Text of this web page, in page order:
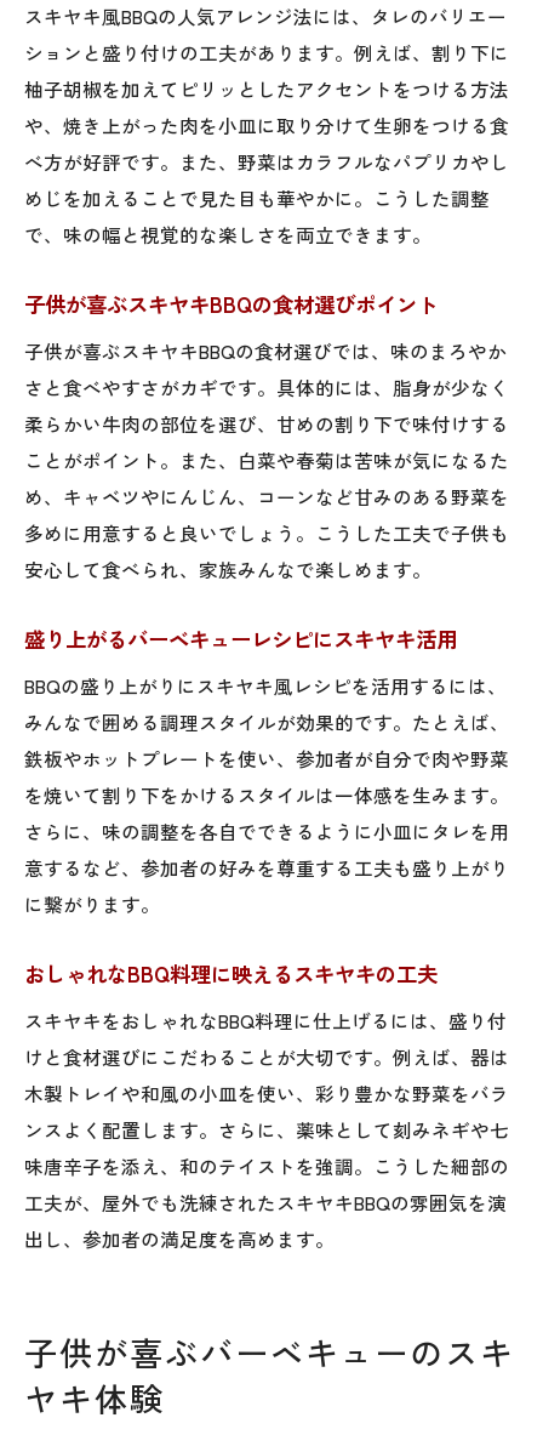
スキヤキアレンジで手軽なBBQ料理に挑戦
人気のバーベキューレシピにスキヤキを応
用
スキヤキを使った簡単バーベキューアレン
ジ
おしゃれに楽しむスキヤキBBQアイデア集
方法
バーベキュー料理に映えるスキヤキ盛り付
け術
SNS映えするスキヤキBBQレシピの工夫
おしゃれなバーベキューに合うスキヤキ活
用法
スキヤキ風アレンジでBBQを華やかに楽し
む
おしゃれ好きにおすすめのスキヤキBBQ提
盛り上がるBBQ料理としてのスキヤキ活用法
スキヤキで盛り上がるバーベキュー料理の
イベント感を高めるスキヤキBBQ活用アイ
デア
みんなで楽しむ盛り上がるスキヤキレシピ
バーベキュー盛り上がる食材にスキヤキ追
加
スキヤキで人気のBBQ料理を作るポイント
家族で味わうスキヤキ風BBQのコツとは
家族みんなで楽しむスキヤキ風BBQのコツ
スキヤキを使ったバーベキューの味わい方
家族向けバーベキューレシピにスキヤキ活
用
スキヤキで家族団らんBBQを実現する方法
スキヤキ風BBQの人気アレンジ法には、タレのバリエー
ションと盛り付けの工夫があります。例えば、割り下に
柚子胡椒を加えてピリッとしたアクセントをつける方法
や、焼き上がった肉を小皿に取り分けて生卵をつける食
べ方が好評です。また、野菜はカラフルなパプリカやし
めじを加えることで見た目も華やかに。こうした調整
で、味の幅と視覚的な楽しさを両立できます。
子供が喜ぶスキヤキBBQの食材選びポイント
子供が喜ぶスキヤキBBQの食材選びでは、味のまろやか
さと食べやすさがカギです。具体的には、脂身が少なく
柔らかい牛肉の部位を選び、甘めの割り下で味付けする
ことがポイント。また、白菜や春菊は苦味が気になるた
め、キャベツやにんじん、コーンなど甘みのある野菜を
多めに用意すると良いでしょう。こうした工夫で子供も
安心して食べられ、家族みんなで楽しめます。
盛り上がるバーベキューレシピにスキヤキ活用
BBQの盛り上がりにスキヤキ風レシピを活用するには、
みんなで囲める調理スタイルが効果的です。たとえば、
鉄板やホットプレートを使い、参加者が自分で肉や野菜
を焼いて割り下をかけるスタイルは一体感を生みます。
さらに、味の調整を各自でできるように小皿にタレを用
意するなど、参加者の好みを尊重する工夫も盛り上がり
に繋がります。
おしゃれなBBQ料理に映えるスキヤキの工夫
スキヤキをおしゃれなBBQ料理に仕上げるには、盛り付
けと食材選びにこだわることが大切です。例えば、器は
木製トレイや和風の小皿を使い、彩り豊かな野菜をバラ
ンスよく配置します。さらに、薬味として刻みネギや七
味唐辛子を添え、和のテイストを強調。こうした細部の
工夫が、屋外でも洗練されたスキヤキBBQの雰囲気を演
出し、参加者の満足度を高めます。
子供が喜ぶバーベキューのスキ
ヤキ体験